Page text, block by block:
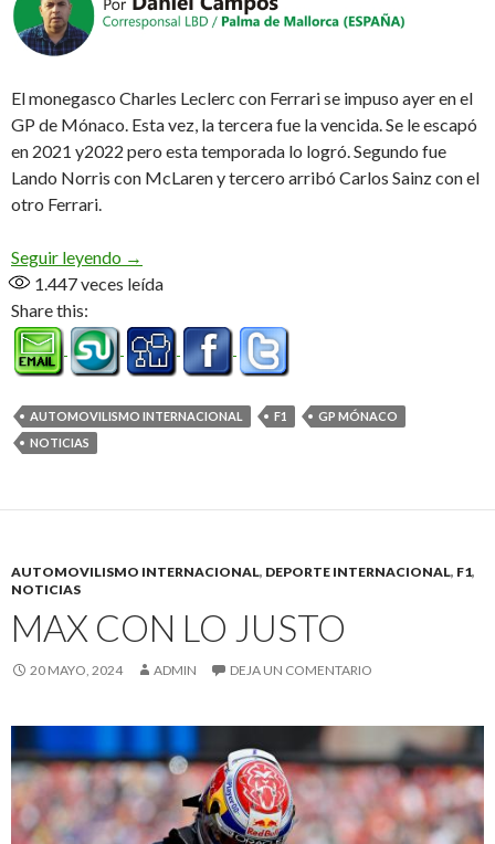
El monegasco Charles Leclerc con Ferrari se impuso ayer en el
GP de Mónaco. Esta vez, la tercera fue la vencida. Se le escapó
en 2021 y2022 pero esta temporada lo logró. Segundo fue
Lando Norris con McLaren y tercero arribó Carlos Sainz con el
otro Ferrari.
Seguir leyendo Todo queda en casa
→
1.447veces leída
Share this:
AUTOMOVILISMO INTERNACIONAL F1
GP MÓNACO
NOTICIAS
AUTOMOVILISMO INTERNACIONAL, DEPORTE INTERNACIONAL, F1,
NOTICIAS
MAX CON LO JUSTO
20 MAYO, 2024 ADMIN DEJA UN COMENTARIO